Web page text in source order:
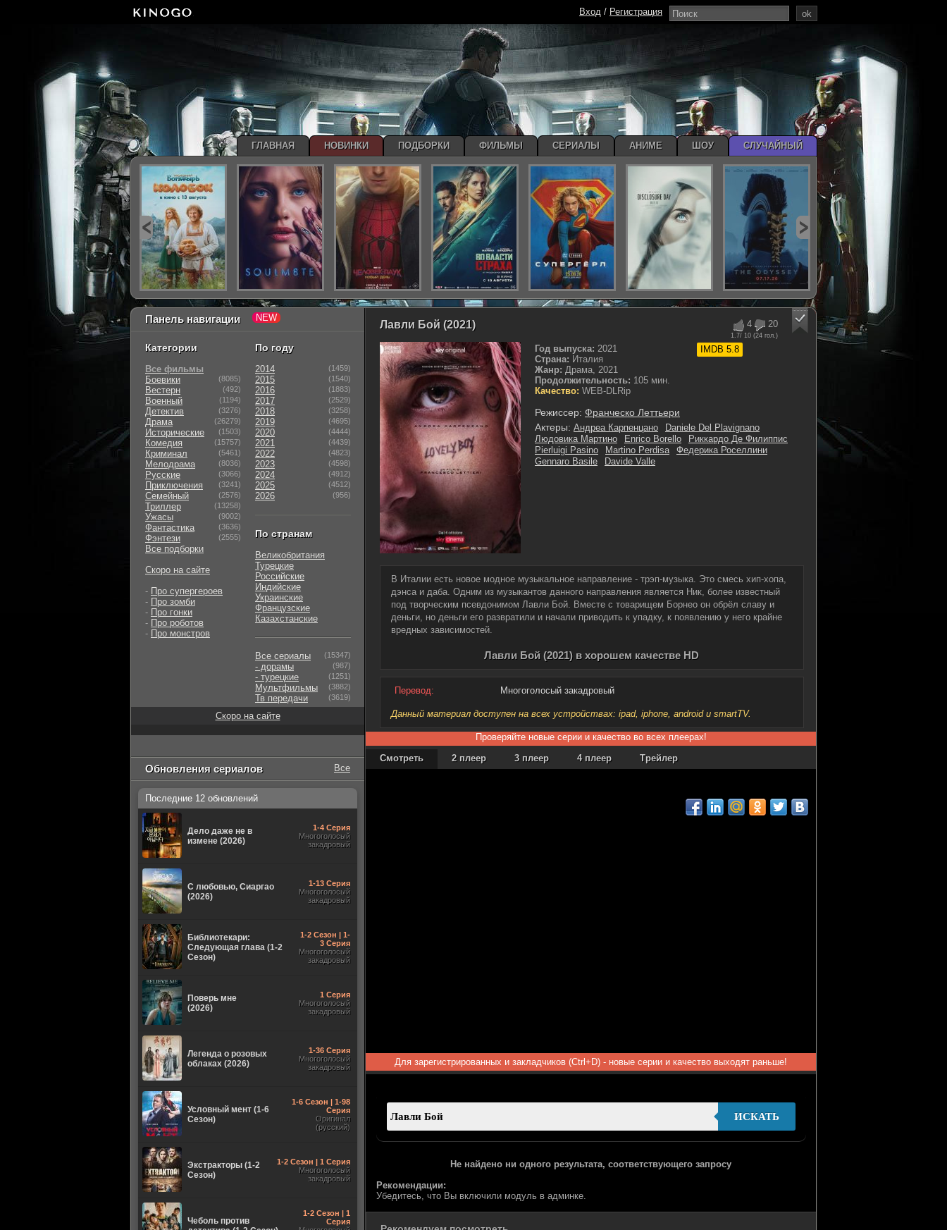
4 20
1.7/ 10 (24 гол.)
IMDB 5.8
Лавли Бой (2021)
Год выпуска: 2021
Страна: Италия
Жанр: Драма, 2021
Продолжительность: 105 мин.
Качество: WEB-DLRip
Режиссер: Франческо Леттьери
Актеры: Андреа Карпенцано
Daniele Del Plavignano
Людовика Мартино
Enrico Borello
Риккардо Де Филиппис
Pierluigi Pasino
Martino Perdisa
Федерика Роселлини
Gennaro Basile
Davide Valle
В Италии есть новое модное музыкальное направление - трэп-музыка. Это смесь хип-хопа,
дэнса и даба. Одним из музыкантов данного направления является Ник, более известный
под творческим псевдонимом Лавли Бой. Вместе с товарищем Борнео он обрёл славу и
деньги, но деньги его развратили и начали приводить к упадку, к появлению у него крайне
вредных зависимостей.
Лавли Бой (2021) в хорошем качестве HD
Перевод: Многоголосый закадровый
Данный материал доступен на всех устройствах: ipad, iphone, android и smartTV.
Проверяйте новые серии и качество во всех плеерах!
Смотреть
2 плеер 3 плеер 4 плеер Трейлер
Для зарегистрированных и закладчиков (Ctrl+D) - новые серии и качество выходят раньше!
ИСКАТЬ
Не найдено ни одного результата, соответствующего запросу
Рекомендации:
Убедитесь, что Вы включили модуль в админке.
Панель навигации
Категории
Все фильмы
Боевики
(8085)
Вестерн (492)
Военный (1194)
Детектив (3276)
Драма (26279)
Исторические (1503)
Комедия (15757)
Криминал (5461)
Мелодрама (8036)
Русские (3066)
Приключения (3241)
Семейный (2576)
Триллер (13258)
Ужасы (9002)
Фантастика (3636)
Фэнтези (2555)
Все подборки
Скоро на сайте
- Про супергероев
- Про зомби
- Про гонки
- Про роботов
- Про монстров
По году
2014 (1459)
2015 (1540)
2016 (1883)
2017 (2529)
2018 (3258)
2019 (4695)
2020 (4444)
2021 (4439)
2022 (4823)
2023 (4598)
2024 (4912)
2025 (4512)
2026 (956)
По странам
Великобритания
Турецкие
Российские
Индийские
Украинские
Французские
Казахстанские
Все сериалы (15347)
- дорамы (987)
- турецкие (1251)
Мультфильмы (3882)
Тв передачи (3619)
Скоро на сайте
Обновления сериалов Все
Последние 12 обновлений
Дело даже не в
измене (2026)
1-4 Серия
Многоголосый
закадровый
С любовью, Сиаргао
(2026)
1-13 Серия
Многоголосый
закадровый
Библиотекари:
Следующая глава (1-2
Сезон)
1-2 Сезон | 1-
3 Серия
Многоголосый
закадровый
Поверь мне
(2026)
1 Серия
Многоголосый
закадровый
Легенда о розовых
облаках (2026)
1-36 Серия
Многоголосый
закадровый
Условный мент (1-6
Сезон)
1-6 Сезон | 1-98
Серия
Оригинал
(русский)
Экстракторы (1-2
Сезон)
1-2 Сезон | 1 Серия
Многоголосый
закадровый
Чеболь против
1-2 Сезон | 1
Серия
ok
Вход / Регистрация
ГЛАВНАЯ НОВИНКИ ПОДБОРКИ ФИЛЬМЫ СЕРИАЛЫ АНИМЕ ШОУ СЛУЧАЙНЫЙ